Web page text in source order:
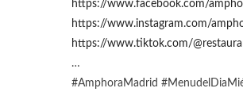
https://www.facebook.com/
https://www.instagram.com/
https://www.tiktok.com/
…
#AmphoraMadrid